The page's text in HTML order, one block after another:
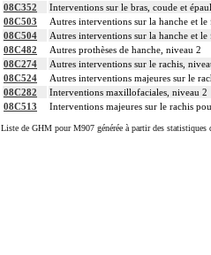
08C352
Interventions sur le bras, coude et
08C503
Autres interventions sur la hanche et
08C504
Autres interventions sur la hanche et
08C482
Autres prothèses de hanche, niveau 2
08C274
Autres interventions sur le rachis,
08C524
Autres interventions majeures sur le
08C282
Interventions maxillofaciales, niveau 2
08C513
Interventions majeures sur le rachis
Liste de GHM pour M907 générée à partir des statistiques